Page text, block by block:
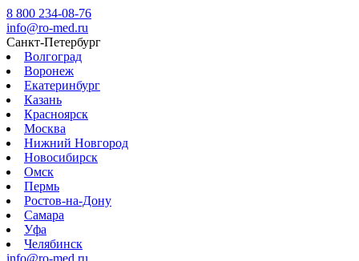
8 800 234-08-76
info@ro-med.ru
Санкт-Петербург
Волгоград
Воронеж
Екатеринбург
Казань
Красноярск
Москва
Нижний Новгород
Новосибирск
Омск
Пермь
Ростов-на-Дону
Самара
Уфа
Челябинск
info@ro-med.ru